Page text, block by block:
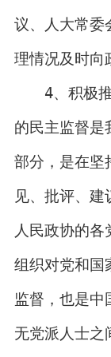
议、人大常委
理情况及时向
4、积极推
的民主监督是
部分，是在坚
见、批评、
人民政协的
组织对党和国
监督，也是中
无党派人士之